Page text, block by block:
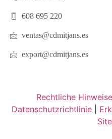
608 695 220
ventas@cdmitjans.es
export@cdmitjans.es
Rechtliche Hinweise
Datenschutzrichtlinie